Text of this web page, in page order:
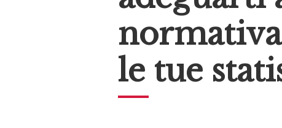
le tue